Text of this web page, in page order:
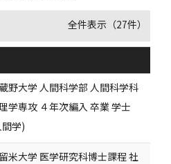
全件表示（27件）
野大学 人間科学部 人間科学科
学専攻 ４年次編入 卒業 学士
学)
米大学 医学研究科博士課程 社